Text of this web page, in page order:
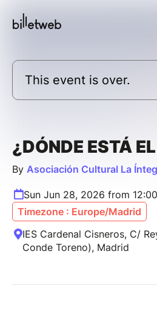
This event is over.
¿DÓNDE ESTÁ
By Asociación Cultural La
Sun Jun 28, 2026 from
Timezone : Europe/Madrid
IES Cardenal Cisneros, C/
Conde Toreno), Madrid